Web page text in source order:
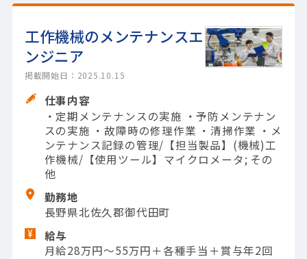
工作機械のメンテナンスエ
ンジニア
掲載開始日：2025.10.15
仕事内容
・定期メンテナンスの実施 ・予防メンテナン
スの実施 ・故障時の修理作業 ・清掃作業 ・メ
ンテナンス記録の管理/【担当製品】(機械)工
作機械/【使用ツール】マイクロメータ; その
他
勤務地
長野県北佐久郡御代田町
給与
月給28万円～55万円＋各種手当＋賞与年2回